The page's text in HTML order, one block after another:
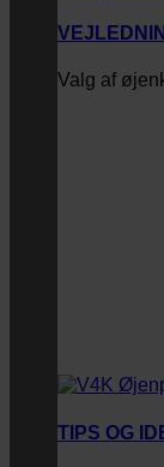
Valg af
TIPS OG